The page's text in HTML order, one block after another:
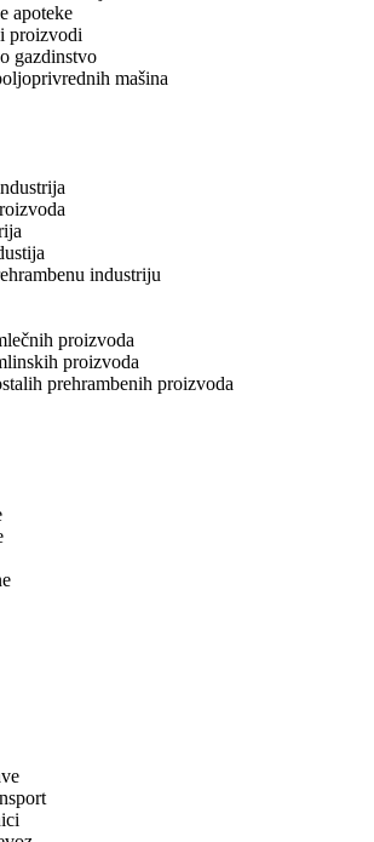
apoteke
proizvodi
gazdinstvo
mašina
industriju
proizvoda
proizvoda
prehrambenih proizvoda